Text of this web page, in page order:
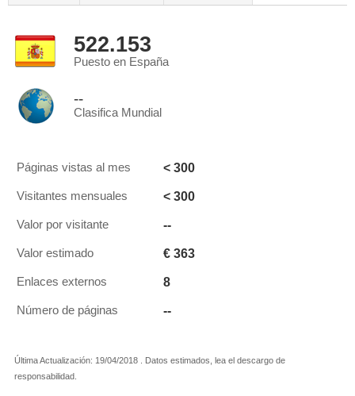
522.153
Puesto en España
--
Clasifica Mundial
Páginas vistas al mes < 300
Visitantes mensuales < 300
Valor por visitante --
Valor estimado € 363
Enlaces externos 8
Número de páginas --
Última Actualización: 19/04/2018 . Datos estimados, lea el descargo de
responsabilidad.